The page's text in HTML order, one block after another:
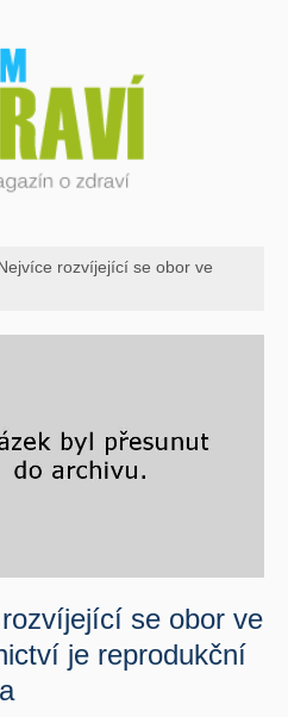
rozvíjející se obor ve
se obor ve
je reprodukční